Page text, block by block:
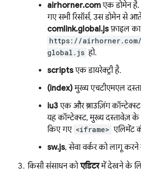
airhorner.com एक डोमेन
गए सभी रिसॉर्स, उस डोमेन से
comlink.global.jsफ़ाइल का
https://
global.js हो.
scriptsएक डायरेक्ट्री है.
(index)मुख्य एचटीएमएल
iu3 एक और ब्राउज़िंग
यह कॉन्टेक्स्ट, मुख्य दस्तावेज़
किए गए <iframe> एलिमेंट
sw.js, सेवा वर्कर को लागू
किसी संसाधन कोएडिटरमें देखने के